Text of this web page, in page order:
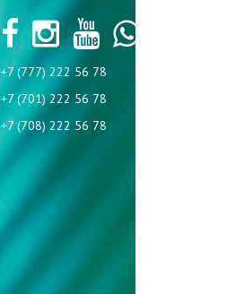
+7 (777) 222 56 78
+7 (701) 222 56 78
+7 (708) 222 56 78